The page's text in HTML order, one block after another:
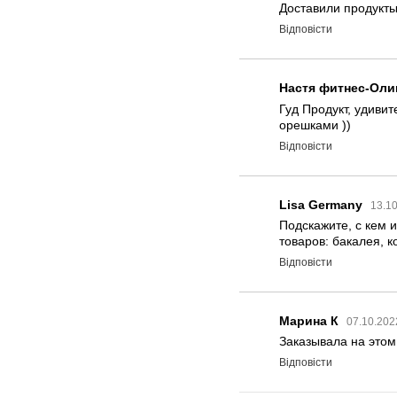
Доставили
Відповісти
Настя фитнес-
Гуд Продукт,
орешками ))
Відповісти
Lisa Germany
Подскажите, с кем
товаров: бакалея,
Відповісти
Марина К
Заказывала на
Відповісти